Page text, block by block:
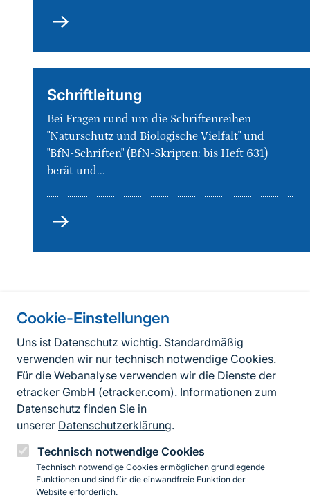
Cookie-Einstellungen
Uns ist Datenschutz wichtig. Standardmäßig
verwenden wir nur technisch notwendige Cookies.
Für die Webanalyse verwenden wir die Dienste der
etracker GmbH (etracker.com). Informationen zum
Datenschutz finden Sie in
unserer Datenschutzerklärung.
Technisch notwendige Cookies
Technisch notwendige Cookies ermöglichen grundlegende
Funktionen und sind für die einwandfreie Funktion der
Website erforderlich.
Dokumentation:
DNL-
online
und
Repositorium
BfN-
e-
dition
Schriftleitung
Bei Fragen rund um die Schriftenreihen
"Naturschutz und Biologische Vielfalt" und
"BfN-Schriften" (BfN-Skripten: bis Heft 631)
berät und...
Schriftleitung
Informationen zur Seite
FußzeileKontakt zum BfN
Kontaktformular
Erklärung zur Barrierefreiheit
Impressum
Datenschutz